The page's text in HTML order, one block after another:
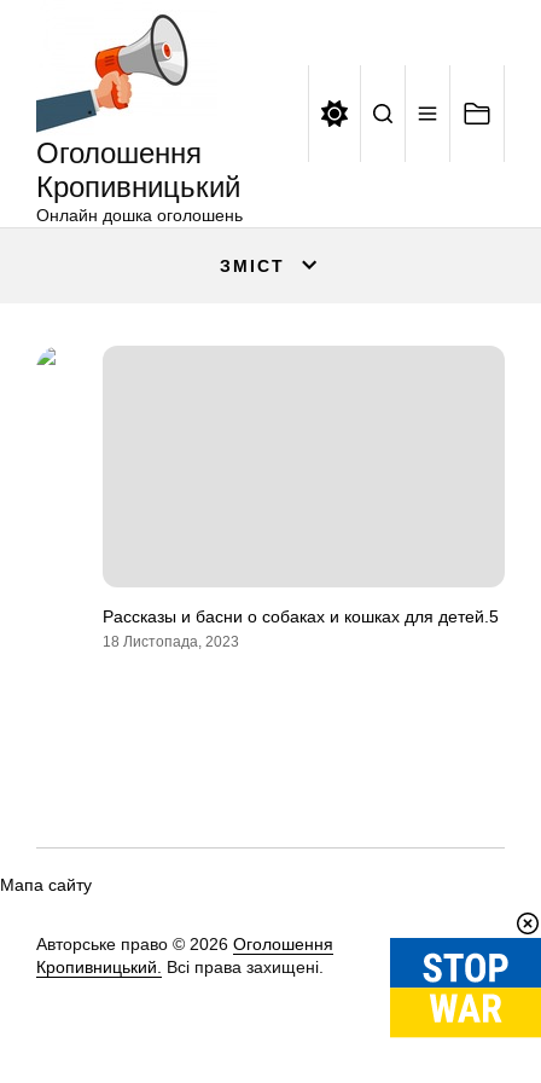
Оголошення
Кропивницький
Онлайн дошка оголошень
ЗМІСТ
Рассказы и басни о собаках и кошках для детей.5
18 Листопада, 2023
Мапа сайту
Авторське право © 2026 Оголошення
Кропивницький.
Всі права захищені.
Вгору↑